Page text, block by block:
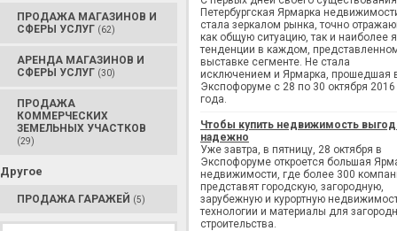
ПРОДАЖА МАГАЗИНОВ И
СФЕРЫ УСЛУГ (62)
АРЕНДА МАГАЗИНОВ И
СФЕРЫ УСЛУГ (30)
ПРОДАЖА
КОММЕРЧЕСКИХ
ЗЕМЕЛЬНЫХ УЧАСТКОВ
(29)
Другое
ПРОДАЖА ГАРАЖЕЙ (5)
Петербургская Ярмарка
стала зеркалом рынка, точно
как общую ситуацию, так и наиболее
тенденции в каждом,
выставке сегменте. Не стала
исключением и Ярмарка, прошедшая
Экспофоруме с 28 по 30 октября 2016
года.
Чтобы купить недвижимость
надежно
Уже завтра, в пятницу, 28 октября в
Экспофоруме откроется большая
недвижимости, где более 300
представят городскую, загородную,
зарубежную и курортную
технологии и материалы для
строительства.